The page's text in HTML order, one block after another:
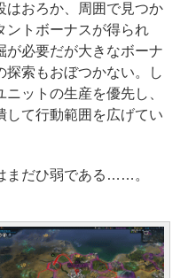
はおろか、周囲で見つか
ントボーナスが得られ
が必要だが大きなボーナ
探索もおぼつかない。し
ットの生産を優先し、
して行動範囲を広げてい
まだひ弱である……。